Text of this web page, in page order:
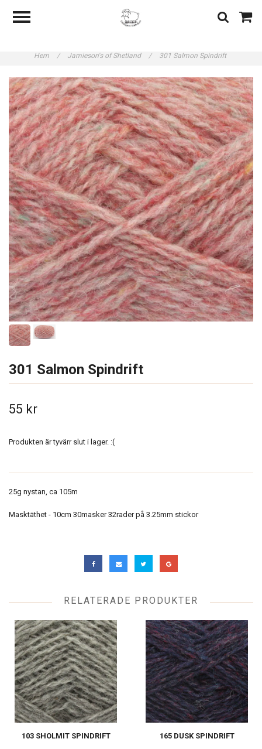
Hem / Jamieson's of Shetland / 301 Salmon Spindrift
301 Salmon Spindrift
55 kr
Produkten är tyvärr slut i lager. :(
25g nystan, ca 105m
Masktäthet - 10cm 30masker 32rader på 3.25mm stickor
RELATERADE PRODUKTER
103 SHOLMIT SPINDRIFT 165 DUSK SPINDRIFT